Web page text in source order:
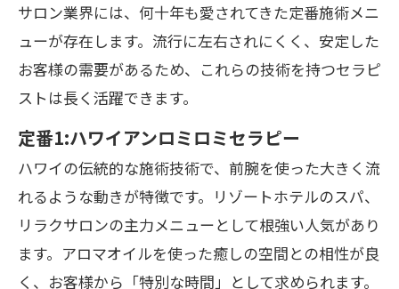
サロン業界には、何十年も愛されてきた定番施術メニ
ューが存在します。流行に左右されにくく、安定した
お客様の需要があるため、これらの技術を持つセラピ
ストは長く活躍できます。
定番1:ハワイアンロミロミセラピー
ハワイの伝統的な施術技術で、前腕を使った大きく流
れるような動きが特徴です。リゾートホテルのスパ、
リラクサロンの主力メニューとして根強い人気があり
ます。アロマオイルを使った癒しの空間との相性が良
く、お客様から「特別な時間」として求められます。